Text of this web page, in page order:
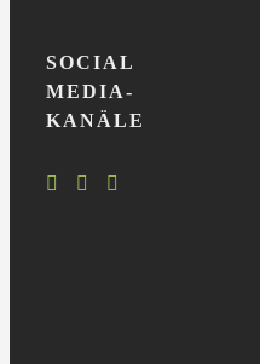
SOCIAL
MEDIA-
KANÄLE